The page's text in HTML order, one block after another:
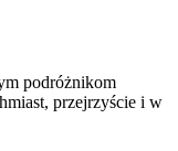
podróżnikom
przejrzyście i w